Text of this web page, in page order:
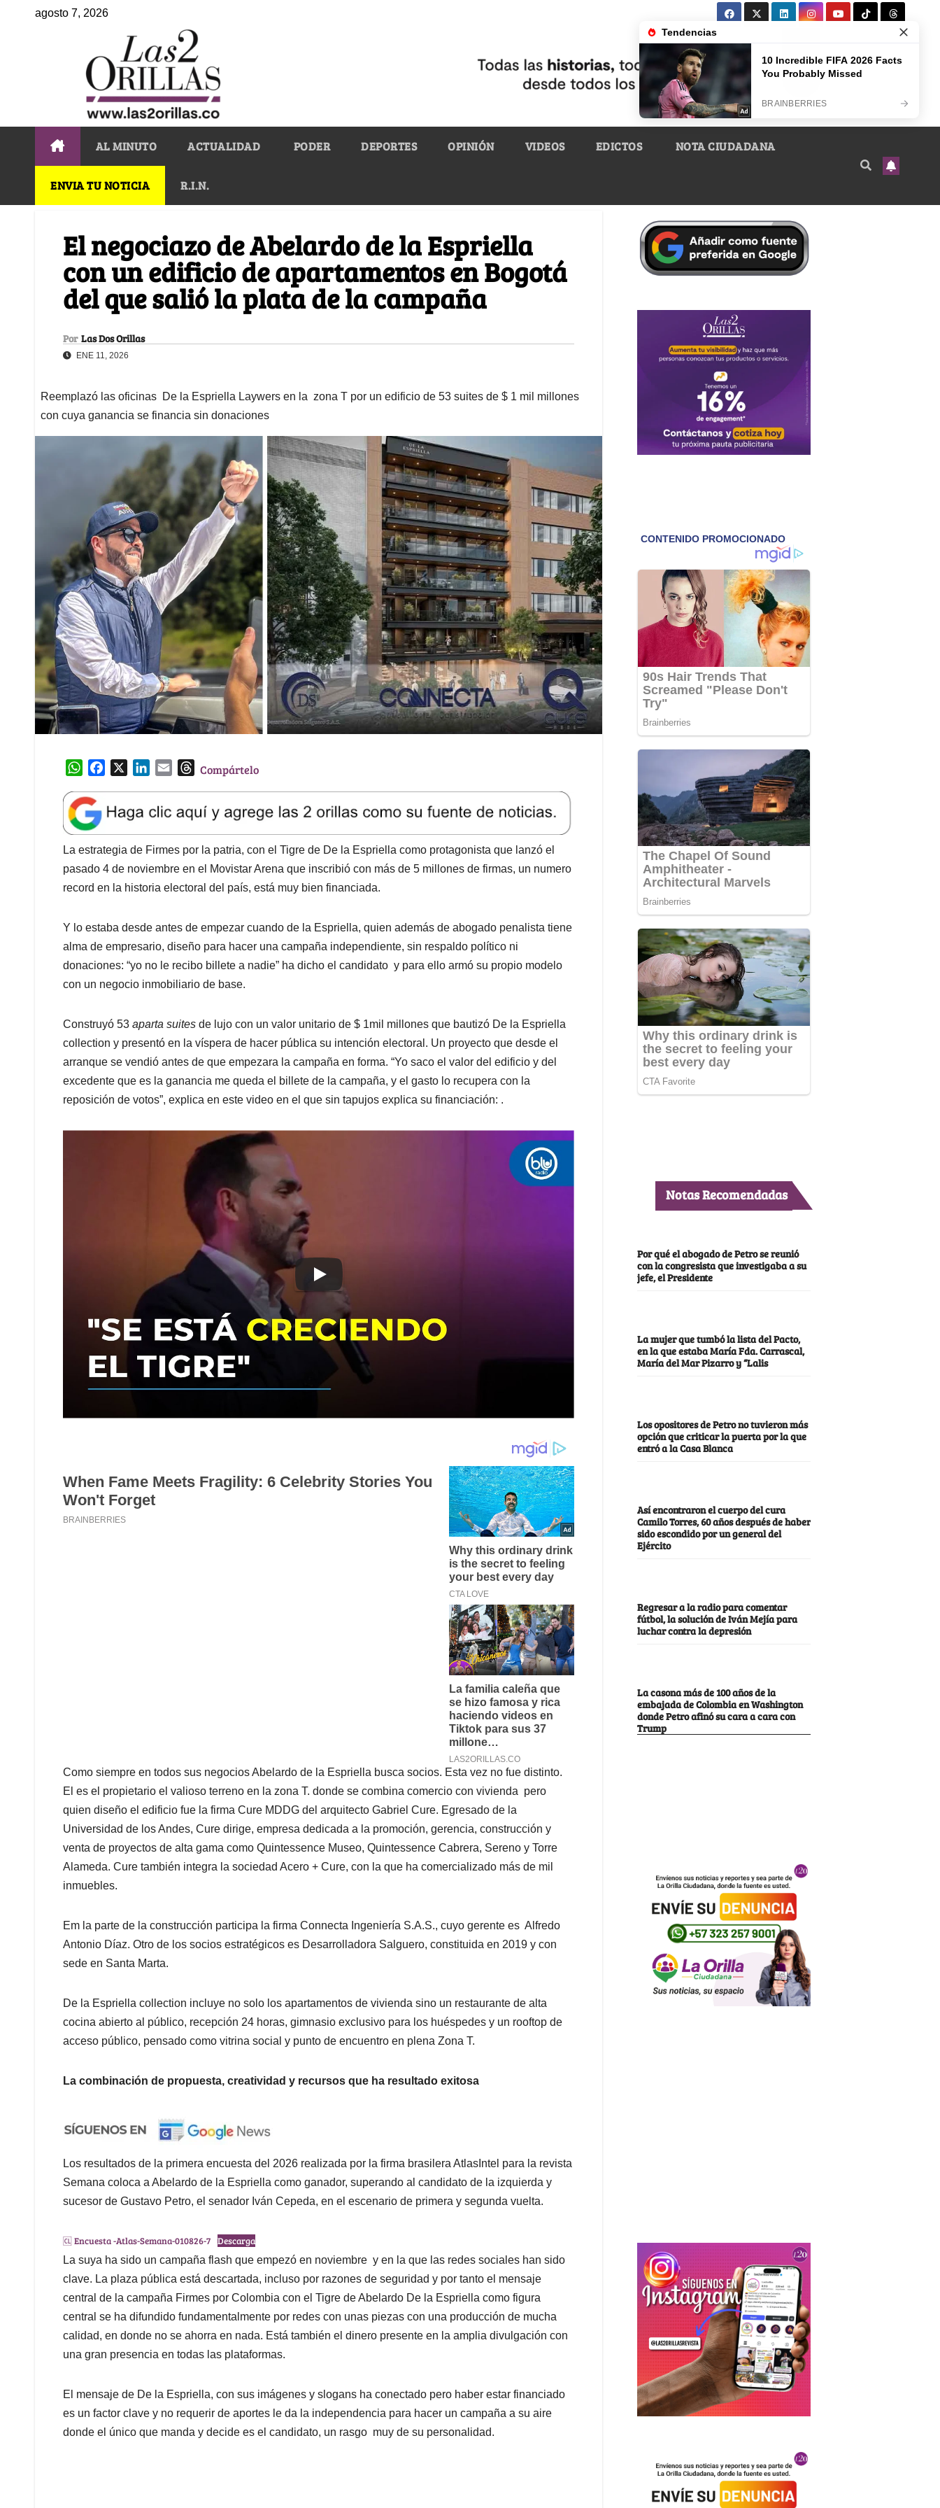
agosto 7, 2026
AL MINUTO ACTUALIDAD PODER DEPORTES OPINIÓN VIDEOS EDICTOS NOTA CIUDADANA
ENVIA TU NOTICIA R.I.N.
El negociazo de Abelardo de la Espriella
con un edificio de apartamentos en Bogotá
del que salió la plata de la campaña
Por Las Dos Orillas
ENE 11, 2026
Reemplazó las oficinas De la Espriella Laywers en la zona T por un edificio de 53 suites de $ 1 mil millones
con cuya ganancia se financia sin donaciones
W
a
t
s
A
p
p
e
b
o
o
k
k
e
d
I
n
l
T
e
a
d
s
Compártelo
La estrategia de Firmes por la patria, con el Tigre de De la Espriella como protagonista que lanzó el
pasado 4 de noviembre en el Movistar Arena que inscribió con más de 5 millones de firmas, un numero
record en la historia electoral del país, está muy bien financiada.
Y lo estaba desde antes de empezar cuando de la Espriella, quien además de abogado penalista tiene
alma de empresario, diseño para hacer una campaña independiente, sin respaldo político ni
donaciones: “yo no le recibo billete a nadie” ha dicho el candidato y para ello armó su propio modelo
con un negocio inmobiliario de base.
Construyó 53 aparta suites de lujo con un valor unitario de $ 1mil millones que bautizó De la Espriella
collection y presentó en la víspera de hacer pública su intención electoral. Un proyecto que desde el
arranque se vendió antes de que empezara la campaña en forma. “Yo saco el valor del edificio y del
excedente que es la ganancia me queda el billete de la campaña, y el gasto lo recupera con la
reposición de votos”, explica en este video en el que sin tapujos explica su financiación: .
Como siempre en todos sus negocios Abelardo de la Espriella busca socios. Esta vez no fue distinto.
El es el propietario el valioso terreno en la zona T. donde se combina comercio con vivienda pero
quien diseño el edificio fue la firma Cure MDDG del arquitecto Gabriel Cure. Egresado de la
Universidad de los Andes, Cure dirige, empresa dedicada a la promoción, gerencia, construcción y
venta de proyectos de alta gama como Quintessence Museo, Quintessence Cabrera, Sereno y Torre
Alameda. Cure también integra la sociedad Acero + Cure, con la que ha comercializado más de mil
inmuebles.
Em la parte de la construcción participa la firma Connecta Ingeniería S.A.S., cuyo gerente es Alfredo
Antonio Díaz. Otro de los socios estratégicos es Desarrolladora Salguero, constituida en 2019 y con
sede en Santa Marta.
De la Espriella collection incluye no solo los apartamentos de vivienda sino un restaurante de alta
cocina abierto al público, recepción 24 horas, gimnasio exclusivo para los huéspedes y un rooftop de
acceso público, pensado como vitrina social y punto de encuentro en plena Zona T.
La combinación de propuesta, creatividad y recursos que ha resultado exitosa
Los resultados de la primera encuesta del 2026 realizada por la firma brasilera AtlasIntel para la revista
Semana coloca a Abelardo de la Espriella como ganador, superando al candidato de la izquierda y
sucesor de Gustavo Petro, el senador Iván Cepeda, en el escenario de primera y segunda vuelta.
🆑 Encuesta -Atlas-Semana-010826-7 Descarga
La suya ha sido un campaña flash que empezó en noviembre y en la que las redes sociales han sido
clave. La plaza pública está descartada, incluso por razones de seguridad y por tanto el mensaje
central de la campaña Firmes por Colombia con el Tigre de Abelardo De la Espriella como figura
central se ha difundido fundamentalmente por redes con unas piezas con una producción de mucha
calidad, en donde no se ahorra en nada. Está también el dinero presente en la amplia divulgación con
una gran presencia en todas las plataformas.
El mensaje de De la Espriella, con sus imágenes y slogans ha conectado pero haber estar financiado
es un factor clave y no requerir de aportes le da la independencia para hacer un campaña a su aire
donde el único que manda y decide es el candidato, un rasgo muy de su personalidad.
Notas Recomendadas
Por qué el abogado de Petro se reunió
con la congresista que investigaba a su
jefe, el Presidente
La mujer que tumbó la lista del Pacto,
en la que estaba María Fda. Carrascal,
María del Mar Pizarro y “Lalis
Los opositores de Petro no tuvieron más
opción que criticar la puerta por la que
entró a la Casa Blanca
Así encontraron el cuerpo del cura
Camilo Torres, 60 años después de haber
sido escondido por un general del
Ejército
Regresar a la radio para comentar
fútbol, la solución de Iván Mejía para
luchar contra la depresión
La casona más de 100 años de la
embajada de Colombia en Washington
donde Petro afinó su cara a cara con
Trump